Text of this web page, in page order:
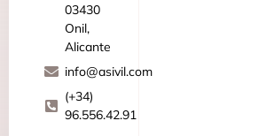
03430
Onil,
Alicante
info@asivil.com
(+34)
96.556.42.91